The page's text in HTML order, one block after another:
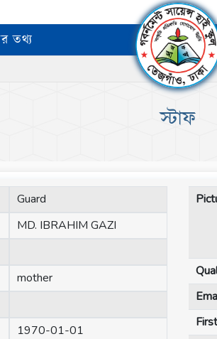
তথ্য
স্টাফ
Guard
MD. IBRAHIM GAZI
mother
1970-01-01